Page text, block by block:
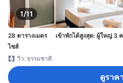
1/11
28 ตารางเมตร เข้าพักได้สูงสุด: ผู้ใหญ่ 3
ไซส์
วิว: ธรรมชาติ
ดูราค